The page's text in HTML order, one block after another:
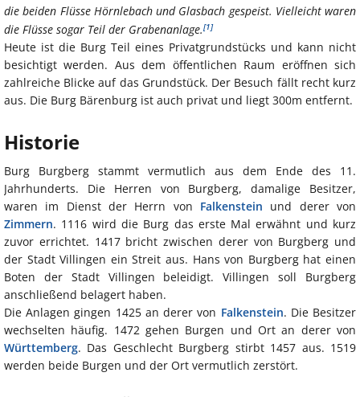
die beiden Flüsse Hörnlebach und Glasbach gespeist. Vielleicht waren
die Flüsse sogar Teil der Grabenanlage.[1]
Heute ist die Burg Teil eines Privatgrundstücks und kann nicht
besichtigt werden. Aus dem öffentlichen Raum eröffnen sich
zahlreiche Blicke auf das Grundstück. Der Besuch fällt recht kurz
aus. Die Burg Bärenburg ist auch privat und liegt 300m entfernt.
Historie
Burg Burgberg stammt vermutlich aus dem Ende des 11.
Jahrhunderts. Die Herren von Burgberg, damalige Besitzer,
waren im Dienst der Herrn von Falkenstein und derer von
Zimmern. 1116 wird die Burg das erste Mal erwähnt und kurz
zuvor errichtet. 1417 bricht zwischen derer von Burgberg und
der Stadt Villingen ein Streit aus. Hans von Burgberg hat einen
Boten der Stadt Villingen beleidigt. Villingen soll Burgberg
anschließend belagert haben.
Die Anlagen gingen 1425 an derer von Falkenstein. Die Besitzer
wechselten häufig. 1472 gehen Burgen und Ort an derer von
Württemberg. Das Geschlecht Burgberg stirbt 1457 aus. 1519
werden beide Burgen und der Ort vermutlich zerstört.